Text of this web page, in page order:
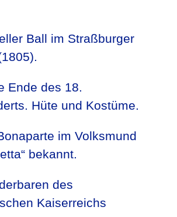
Ball im Straßburger
Ende des 18.
Hüte und Kostüme.
im Volksmund
bekannt.
des
Kaiserreichs